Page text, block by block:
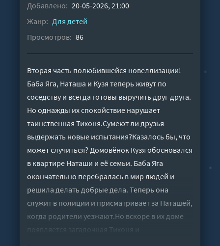
Добавлено: 20-05-2026, 21:00
Жанр: Для детей
Просмотров: 86
Вторая часть полюбившейся новеллизации!
Баба Яга, Наташа и Кузя теперь живут по
соседству и всегда готовы выручить друг друга.
Но однажды их спокойствие нарушает
таинственная Тихоня.Сумеют ли друзья
выдержать новые испытания?Казалось бы, что
может случиться? Домовёнок Кузя обосновался
в квартире Наташи и её семьи. Баба Яга
окончательно перебралась в мир людей и
решила делать добрые дела. Теперь она
служит в полиции и присматривает за Наташей,
когда родители уезжают.Но вскоре в их доме
появляется загадочная Тихоня и